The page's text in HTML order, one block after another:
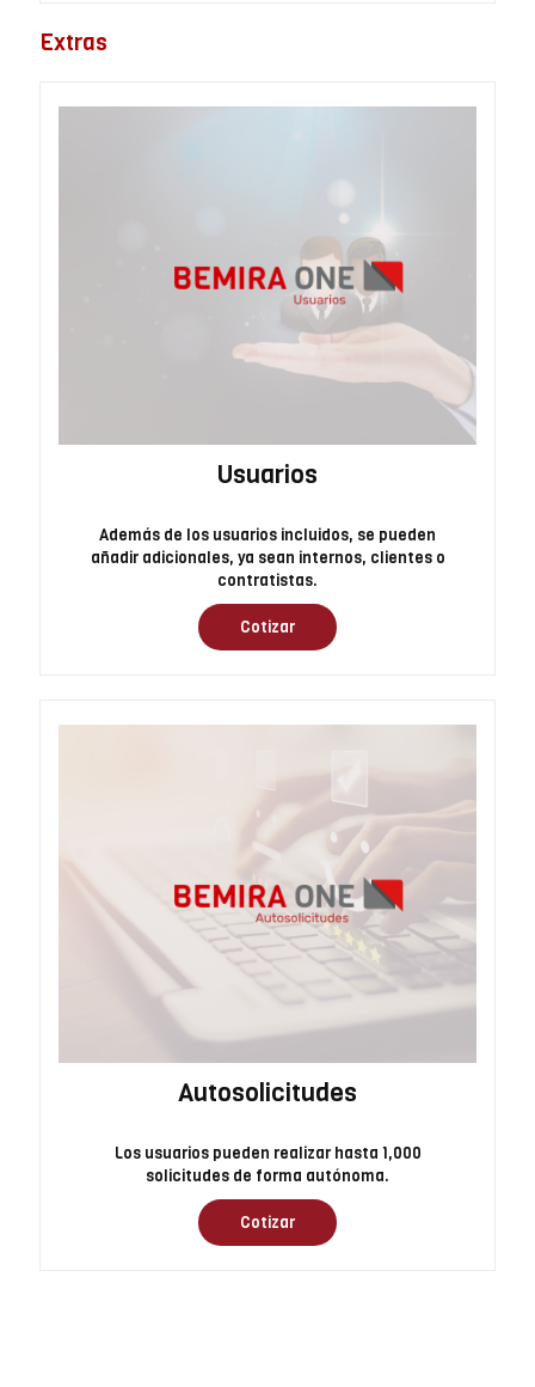
Extras
Usuarios
Además de los usuarios incluidos, se pueden
añadir adicionales, ya sean internos, clientes o
contratistas.
Cotizar
Autosolicitudes
Los usuarios pueden realizar hasta 1,000
solicitudes de forma autónoma.
Cotizar